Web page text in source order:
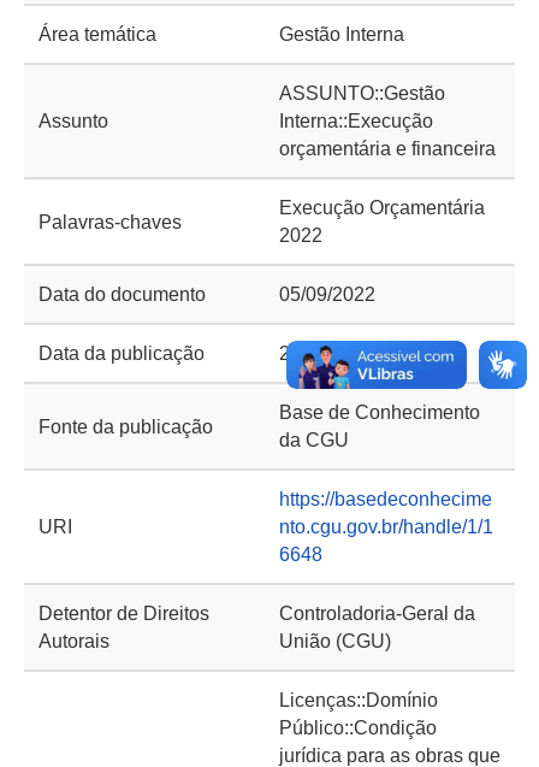
Área temática Gestão Interna
Assunto
ASSUNTO::Gestão
Interna::Execução
orçamentária e financeira
Palavras-chaves
Execução Orçamentária
2022
Data do documento 05/09/2022
Data da publicação 29/03/2023
Fonte da publicação
Base de Conhecimento
da CGU
URI
https://basedeconhecime
nto.cgu.gov.br/handle/1/1
6648
Detentor de Direitos
Autorais
Controladoria-Geral da
União (CGU)
Licenças::Domínio
Público::Condição
jurídica para as obras que